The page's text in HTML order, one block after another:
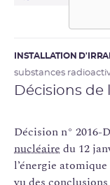
INSTALLATION
substances
Décisions de
Décision n° 2016-
nucléaire du 12
l’énergie